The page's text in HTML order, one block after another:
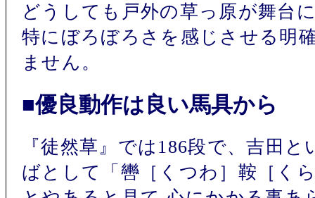
どうしても戸外の草っ原が舞台
特にぼろぼろさを感じさせる明
ません。
■優良動作は良い馬具から
『徒然草』では186段で、吉田
ばとして「轡［くつわ］鞍［く